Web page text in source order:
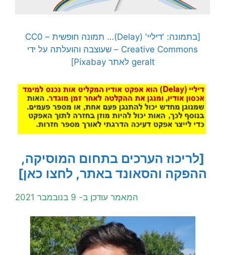
[בתמונה: 'דיליי' (Delay)… תמונה חופשית – CC0
Creative Commons – שעוצבה והועלתה על ידי
geralt לאתר Pixabay]
[לריכוז הערכים בתחום המוסיקה,
ההפקה והסאונד באתר, לחצו כאן]
המאמר עודכן ב- 9 בנובמבר 2021